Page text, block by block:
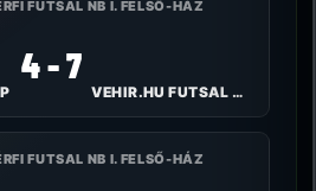
FUTSAL NB I. FELSŐ-HÁZ
4 - 7
VEHIR.HU FUTSAL VESZPRÉM
FUTSAL NB I. FELSŐ-HÁZ